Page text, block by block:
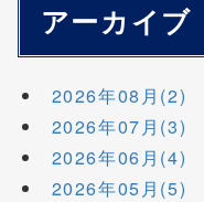
アーカイブ
2026年08月(2)
2026年07月(3)
2026年06月(4)
2026年05月(5)